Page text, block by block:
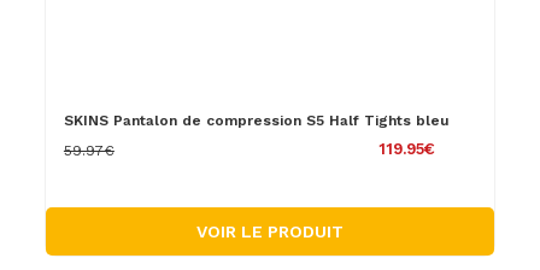
SKINS Pantalon de compression S5 Half Tights bleu
119.95€
59.97€
VOIR LE PRODUIT